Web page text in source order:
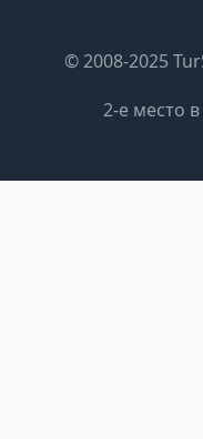
© 2008-2025
2-е место